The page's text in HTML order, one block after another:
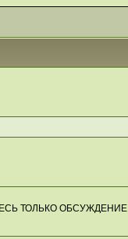
ЗДЕСЬ ТОЛЬКО ОБСУЖДЕНИЕ